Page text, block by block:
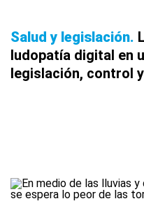
Salud y legislación
ludopatía digital en
legislación, control